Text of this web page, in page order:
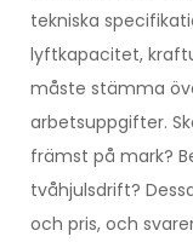
tekniska
lyftkapacitet,
måste stämma
arbetsuppgifter.
främst på mark?
tvåhjulsdrift?
och pris, och